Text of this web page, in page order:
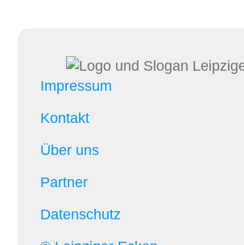
Impressum
Kontakt
Über uns
Partner
Datenschutz